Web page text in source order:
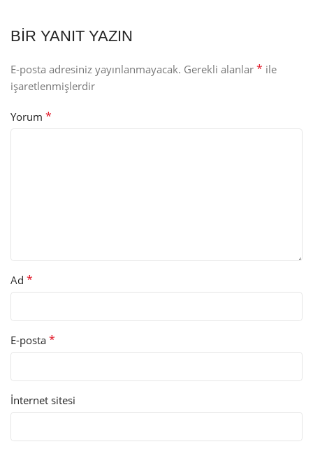
BIR YANIT YAZIN
E-posta adresiniz yayınlanmayacak. Gerekli alanlar * ile
işaretlenmişlerdir
Yorum *
Ad *
E-posta *
İnternet sitesi